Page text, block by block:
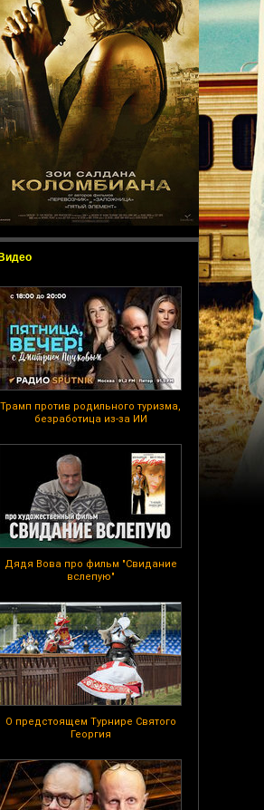
Видео
Трамп против родильного туризма,
безработица из-за ИИ
Дядя Вова про фильм "Свидание
вслепую"
О предстоящем Турнире Святого
Георгия